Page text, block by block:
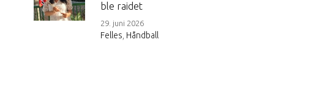
ble raidet
29. juni 2026
Felles Håndball